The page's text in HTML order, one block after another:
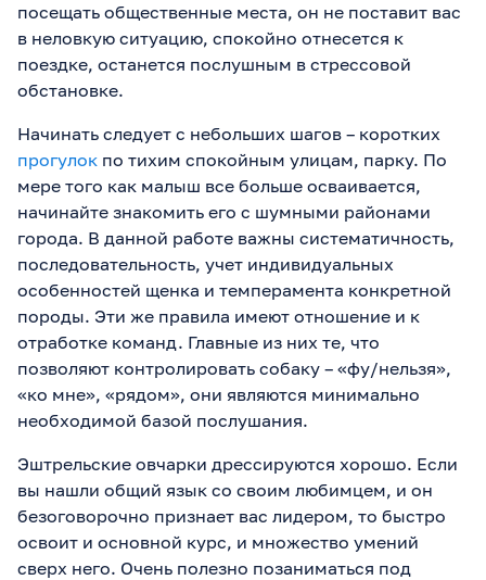
посещать общественные места, он не поставит вас
в неловкую ситуацию, спокойно отнесется к
поездке, останется послушным в стрессовой
обстановке.
Начинать следует с небольших шагов – коротких
прогулок по тихим спокойным улицам, парку. По
мере того как малыш все больше осваивается,
начинайте знакомить его с шумными районами
города. В данной работе важны систематичность,
последовательность, учет индивидуальных
особенностей щенка и темперамента конкретной
породы. Эти же правила имеют отношение и к
отработке команд. Главные из них те, что
позволяют контролировать собаку – «фу/нельзя»,
«ко мне», «рядом», они являются минимально
необходимой базой послушания.
Эштрельские овчарки дрессируются хорошо. Если
вы нашли общий язык со своим любимцем, и он
безоговорочно признает вас лидером, то быстро
освоит и основной курс, и множество умений
сверх него. Очень полезно позаниматься под